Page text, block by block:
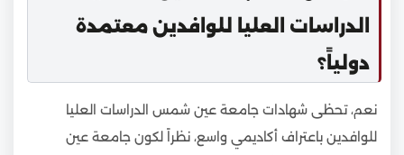
الدراسات العليا للوافدين معتمدة
دولياً؟
نعم، تحظى شهادات جامعة عين شمس الدراسات العليا
للوافدين باعتراف أكاديمي واسع، نظراً لكون جامعة عين